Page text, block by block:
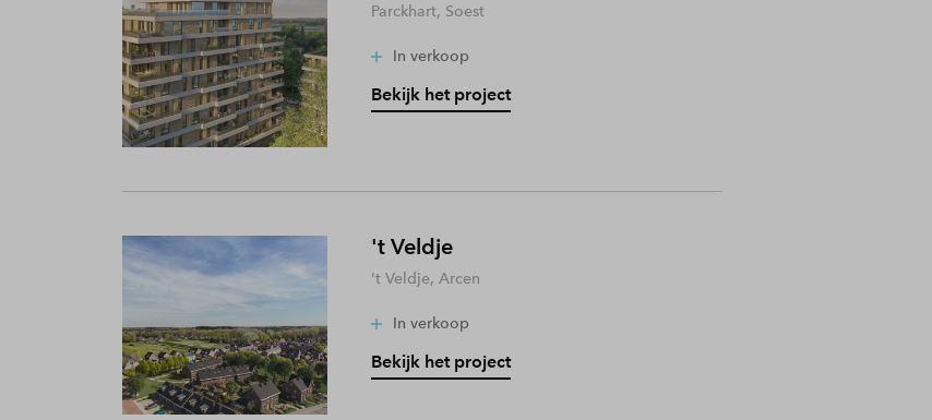
Parckhart, Soest
In verkoop
Bekijk het project
't Veldje
't Veldje, Arcen
In verkoop
Bekijk het project